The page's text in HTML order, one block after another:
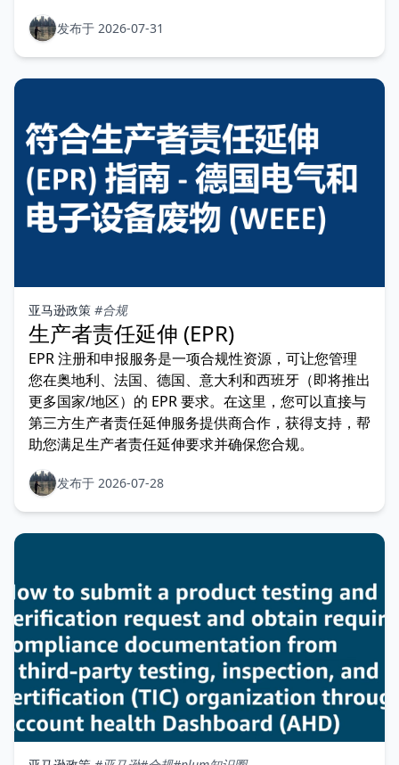
发布于 2026-07-31
亚马逊政策 #合规
生产者责任延伸 (EPR)
EPR 注册和申报服务是一项合规性资源，可让您管理
您在奥地利、法国、德国、意大利和西班牙（即将推出
更多国家/地区）的 EPR 要求。在这里，您可以直接与
第三方生产者责任延伸服务提供商合作，获得支持，帮
助您满足生产者责任延伸要求并确保您合规。
发布于 2026-07-28